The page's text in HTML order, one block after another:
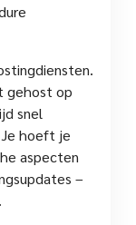
gehost op
snel
hoeft je
aspecten
–